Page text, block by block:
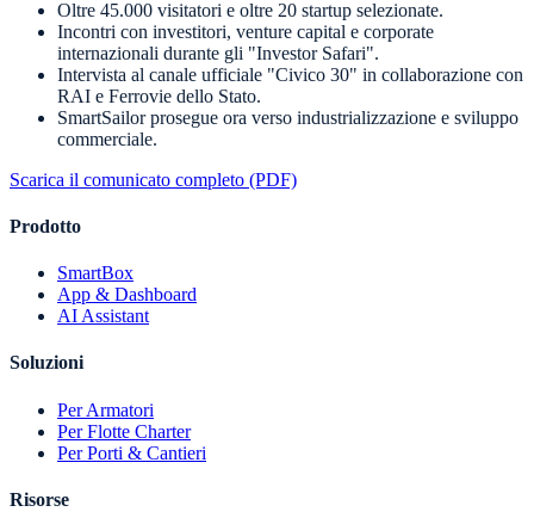
Oltre 45.000 visitatori e oltre 20 startup selezionate.
Incontri con investitori, venture capital e corporate
internazionali durante gli "Investor Safari".
Intervista al canale ufficiale "Civico 30" in collaborazione con
RAI e Ferrovie dello Stato.
SmartSailor prosegue ora verso industrializzazione e sviluppo
commerciale.
Scarica il comunicato completo (PDF)
Prodotto
SmartBox
App & Dashboard
AI Assistant
Soluzioni
Per Armatori
Per Flotte Charter
Per Porti & Cantieri
Risorse